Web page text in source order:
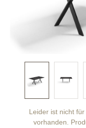
Leider ist nicht
vorhanden.